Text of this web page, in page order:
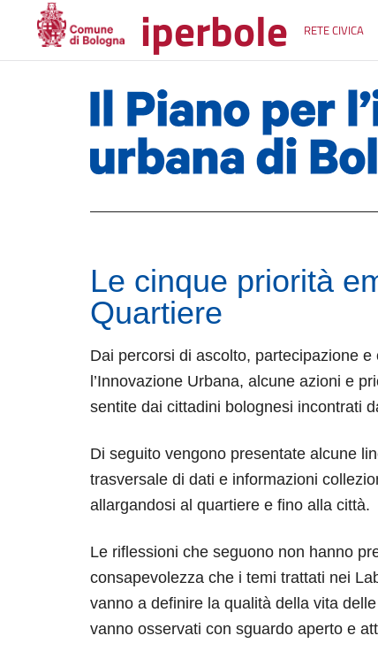
iperbole RETE CIVICA
Le cinque priorità
Quartiere
Dai percorsi di ascolto, partecipazione
l’Innovazione Urbana, alcune azioni e
sentite dai cittadini bolognesi incontrati
Di seguito vengono presentate alcune
trasversale di dati e informazioni
allargandosi al quartiere e fino alla città.
Le riflessioni che seguono non hanno
consapevolezza che i temi trattati nei
vanno a definire la qualità della vita
vanno osservati con sguardo aperto e